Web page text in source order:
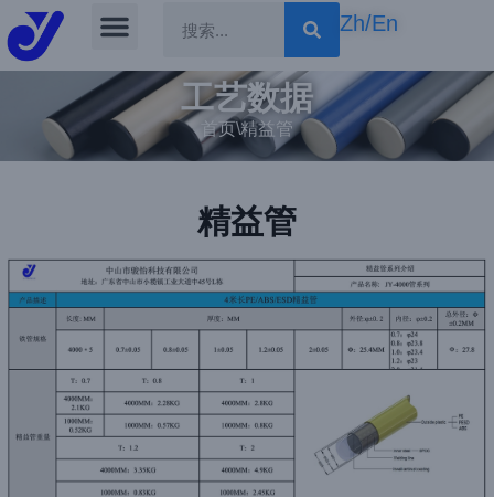
Skip
content
Zh/En
工艺数据
首页\精益管
精益管